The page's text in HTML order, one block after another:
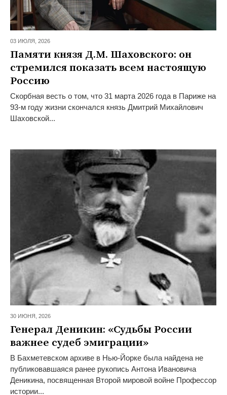
03 ИЮЛЯ, 2026
Памяти князя Д.М. Шаховского: он
стремился показать всем настоящую
Россию
Скорбная весть о том, что 31 марта 2026 года в Париже на
93-м году жизни скончался князь Дмитрий Михайлович
Шаховской...
30 ИЮНЯ, 2026
Генерал Деникин: «Судьбы России
важнее судеб эмиграции»
В Бахметевском архиве в Нью-Йорке была найдена не
публиковавшаяся ранее рукопись Антона Ивановича
Деникина, посвященная Второй мировой войне Профессор
истории...